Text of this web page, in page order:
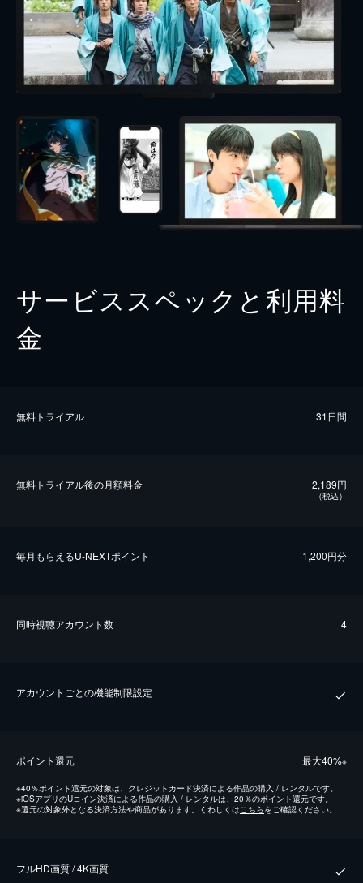
サービススペックと利用料
金
無料トライアル 31日間
無料トライアル後の⽉額料金 2,189円
（税込）
毎⽉もらえるU-NEXTポイント 1,200円分
同時視聴アカウント数 4
アカウントごとの機能制限設定
ポイント還元 最⼤40%※
※40％ポイント還元の対象は、クレジットカード決済による作品の購入 / レンタルです。
※iOSアプリのUコイン決済による作品の購入 / レンタルは、20％のポイント還元です。
※還元の対象外となる決済方法や商品があります。くわしくはこちらをご確認ください。
フルHD画質 / 4K画質